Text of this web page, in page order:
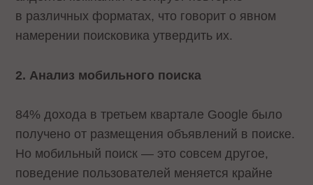
в различных форматах, что говорит о явном
намерении поисковика утвердить их.
2. Анализ мобильного поиска
84% дохода в третьем квартале Google было
получено от размещения объявлений в поиске.
Но мобильный поиск — это совсем другое,
поведение пользователей меняется крайне